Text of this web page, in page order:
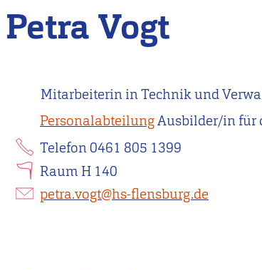
Inhalt
Petra Vogt
Mitarbeiterin in Technik und
PersonalabteilungAusbilder/in für
Telefon 0461 805 1399
Raum H 140
petra.vogt@hs-flensburg.de